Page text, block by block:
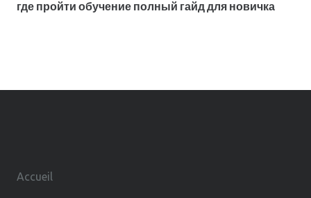
где пройти обучение полный гайд для новичка
Accueil